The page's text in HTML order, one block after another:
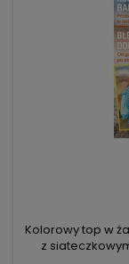
Kolorowy top w
z